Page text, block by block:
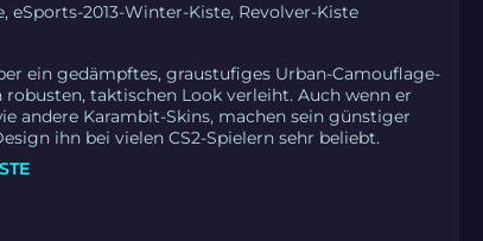
eSports-2013-Winter-Kiste, Revolver-Kiste
ein gedämpftes, graustufiges Urban-Camouflage-
robusten, taktischen Look verleiht. Auch wenn er
andere Karambit-Skins, machen sein günstiger
ihn bei vielen CS2-Spielern sehr beliebt.